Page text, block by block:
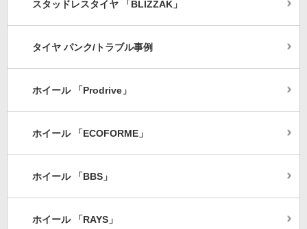
スタッドレスタイヤ 「BLIZZAK」
タイヤ パンク/トラブル事例
ホイール 「Prodrive」
ホイール 「ECOFORME」
ホイール 「BBS」
ホイール 「RAYS」